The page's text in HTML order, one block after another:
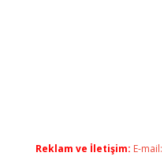
Reklam ve İletişim: E-mail: